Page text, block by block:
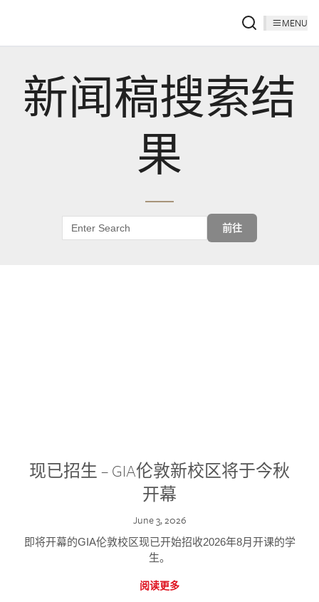
MENU
新闻稿搜索结
果
前往
现已招生 – GIA伦敦新校区将于今秋
开幕
June 3, 2026
即将开幕的GIA伦敦校区现已开始招收2026年8月开课的学
生。
阅读更多